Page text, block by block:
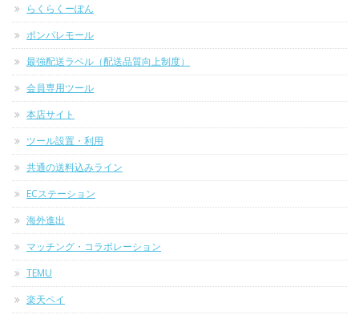
らくらくーぽん
ポンパレモール
最強配送ラベル（配送品質向上制度）
会員専用ツール
本店サイト
ツール設置・利用
共通の送料込みライン
ECステーション
海外進出
マッチング・コラボレーション
TEMU
楽天ペイ